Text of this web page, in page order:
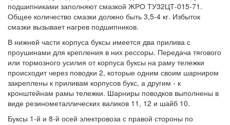
подшипниками заполняют смазкой ЖРО ТУ32ЦТ-015-71.
Общее количество смазки должно быть 3,5-4 кг. Избыток
смазки вызывает нагрев подшипников.
В нижней части корпуса буксы имеется два прилива с
проушинами для крепления в них рессоры. Передача тягового
или тормозного усилия от корпуса буксы на раму тележки
происходит через поводки 2, которые одним своим шарниром
закреплены к приливам корпусов букс, а другим - к
кронштейнам рамы тележки. Шарниры поводков выполнены в
виде резинометаллических валиков 11, 12 и шайб 10.
Буксы 1-й и 8-й осей электровоза с правой стороны по